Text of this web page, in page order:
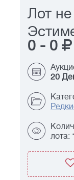
Лот
0 - 0
20
лота: